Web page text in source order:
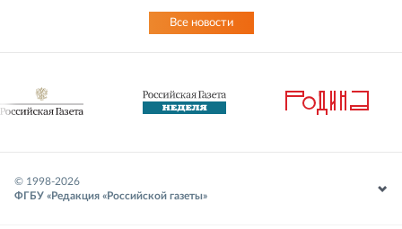
Все новости
© 1998-2026
ФГБУ «Редакция «Российской газеты»